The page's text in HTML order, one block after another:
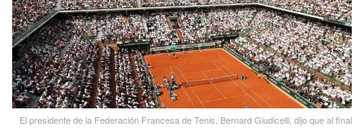
El presidente de la Federación Francesa de Tenis, Bernard Giudicelli, dijo que al final